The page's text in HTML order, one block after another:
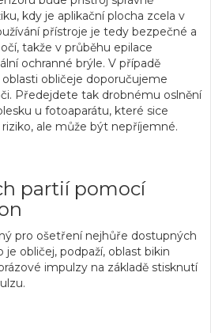
kdy je aplikační plocha zcela v
přístroje je tedy bezpečné a
takže v průběhu epilace
ochranné brýle. V případě
obličeje doporučujeme
Předejdete tak drobnému oslnění
u fotoaparátu, které sice
ale může být nepříjemné.
partií pomocí
pro ošetření nejhůře dostupných
je obličej, podpaží, oblast bikin
impulzy na základě stisknutí